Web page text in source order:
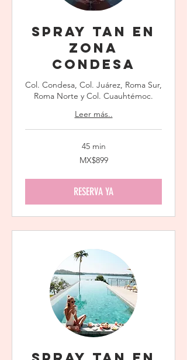
Spray Tan en
Zona
Condesa
Col. Condesa, Col. Juárez, Roma Sur,
Roma Norte y Col. Cuauhtémoc.
Leer más..
45 min
MX$899
RESERVA YA